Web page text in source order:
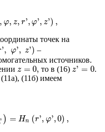
, φ, z, r', φ', z') ,
точек на
', φ', z') –
источников.
z = 0, то в (16) z' = 0.
(11б) имеем
) = Hn (r', φ',0) ,